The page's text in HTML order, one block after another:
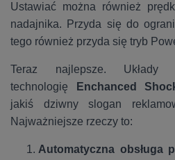
Ustawiać można również
nadajnika. Przyda się do
tego również przyda się tryb
Teraz najlepsze. Układy
technologię
Enchanced
jakiś dziwny slogan
Najważniejsze rzeczy to:
Automatyczna obsługa